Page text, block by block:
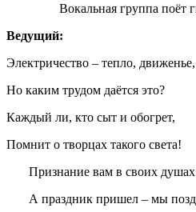
Вокальная группа поёт
Ведущий:
Электричество – тепло, движенье,
Но каким трудом даётся это?
Каждый ли, кто сыт и обогрет,
Помнит о творцах такого света!
Признание вам в своих душах
А праздник пришел – мы